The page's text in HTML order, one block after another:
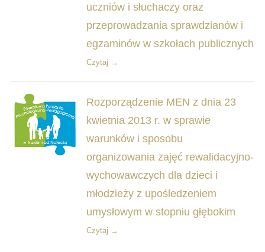
uczniów i słuchaczy oraz
przeprowadzania sprawdzianów i
egzaminów w szkołach publicznych
Czytaj →
Rozporządzenie MEN z dnia 23
kwietnia 2013 r. w sprawie
warunków i sposobu
organizowania zajęć rewalidacyjno-
wychowawczych dla dzieci i
młodzieży z upośledzeniem
umysłowym w stopniu głębokim
Czytaj →